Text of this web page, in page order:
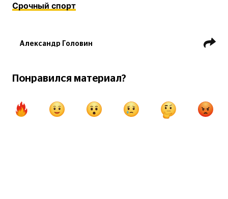
Срочный спорт
Александр Головин
Юссуф Поульсен
Евро 2024
Понравился материал?